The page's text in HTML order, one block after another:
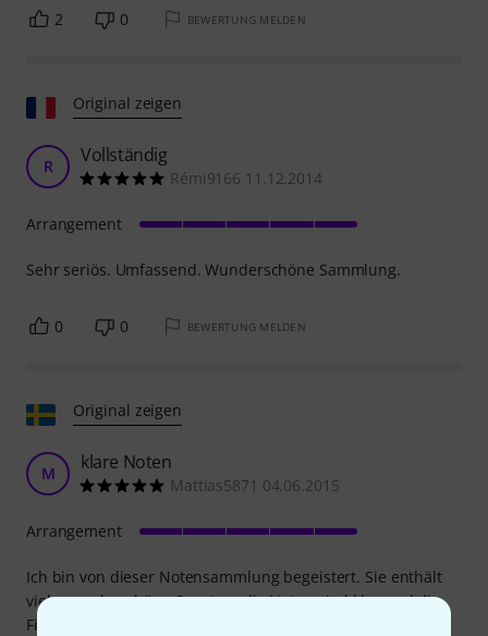
2 0 BEWERTUNG MELDEN
Original zeigen
R Vollständig
Rémi9166 11.12.2014
Sehr seriös. Umfassend. Wunderschöne Sammlung.
Arrangement
0 0 BEWERTUNG MELDEN
Original zeigen
M klare Noten
Mattias5871 04.06.2015
Ich bin von dieser Notensammlung begeistert. Sie enthält
viele wunderschöne Sonaten, die Noten sind klar und die
Fingersätze sind in dieser Ausgabe wirklich gut.
Arrangement